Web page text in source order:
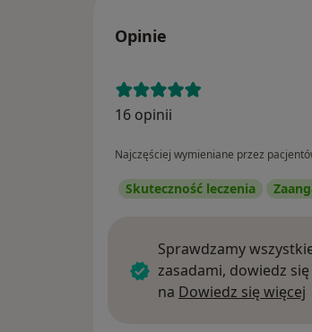
Opinie
16 opinii
Najczęściej wymieniane przez
Skuteczność leczenia
Sprawdzamy
zasadami, dowiedz
na Dowiedz się więcej